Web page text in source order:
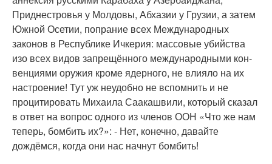
Приднестровья у Молдовы, Абхазии у Грузии, а затем
Южной Осетии, попрание всех Международных
законов в Республике Ичкерия: массовые убийства
изо всех видов запрещённого международными кон-
венциями оружия кроме ядерного, не влияло на их
настроение! Тут уж неудобно не вспомнить и не
процитировать Михаила Саакашвили, который сказал
в ответ на вопрос одного из членов ООН «Что же нам
теперь, бомбить их?»: - Нет, конечно, давайте
дождёмся, когда они нас начнут бомбить!